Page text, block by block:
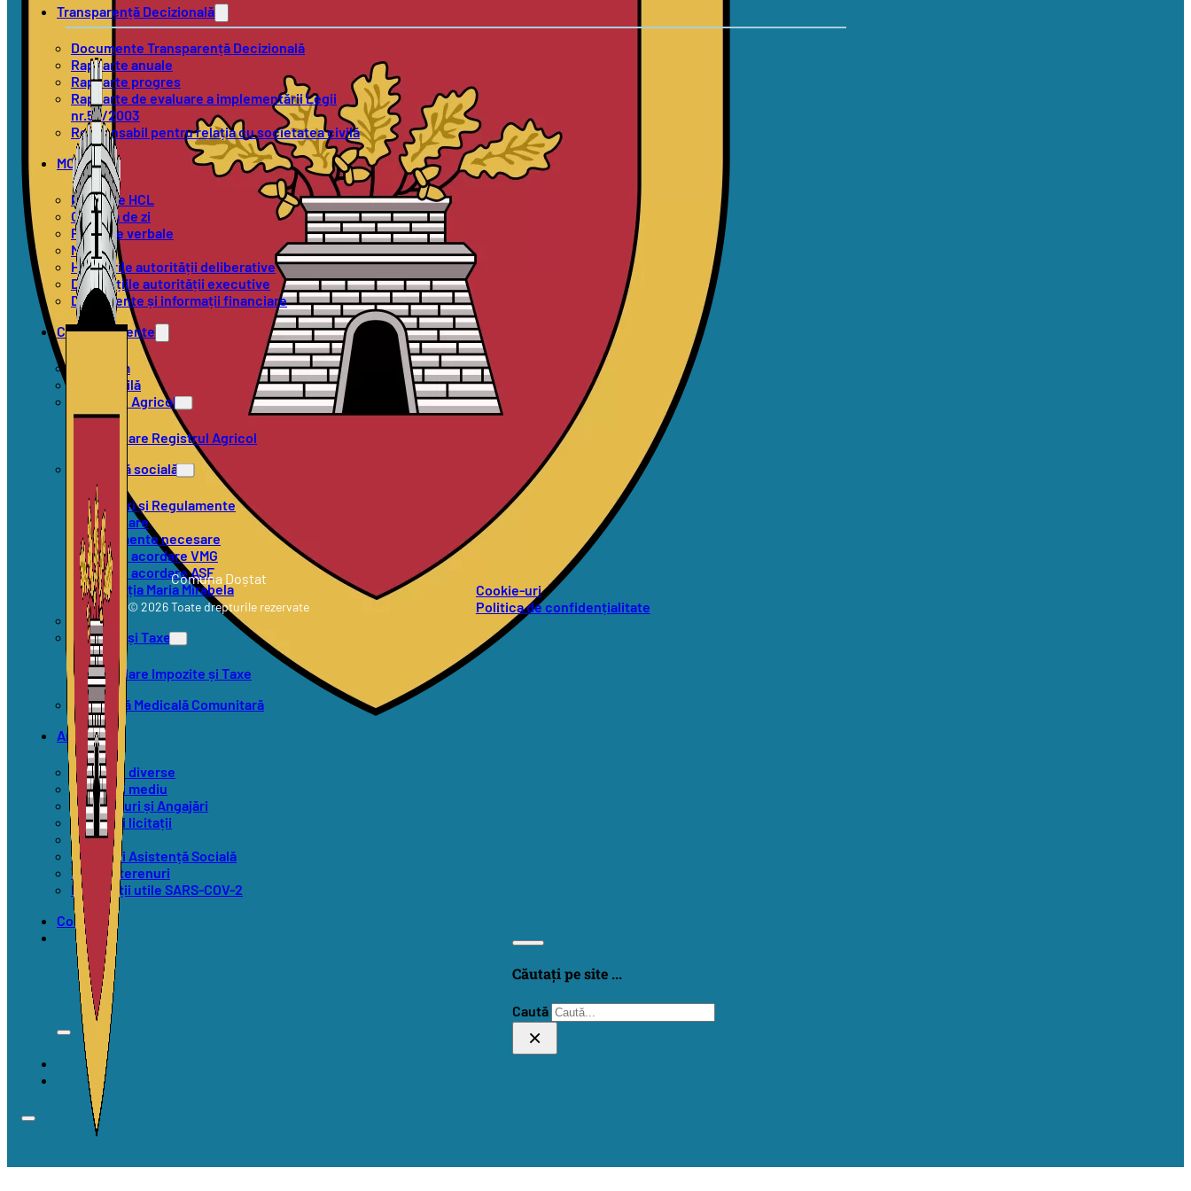
Transparență Decizională
Documente Transparență Decizională
Rapoarte anuale
Rapoarte progres
Rapoarte de evaluare a implementării Legii
nr.52/2003
Responsabil pentru relația cu societatea civilă
MOL
Proiecte HCL
Ordinea de zi
Procese verbale
Minute
Hotărârile autorității deliberative
Dispozițiile autorității executive
Documente și informații financiare
Compartimente
Urbanism
Stare Civilă
Registrul Agricol
Formulare Registrul Agricol
Asistență socială
Hotărâri și Regulamente
Formulare
Documente necesare
Criterii acordare VMG
Criterii acordare ASF
Asociația Maria Mirabela
SVSU
Impozite și Taxe
Formulare Impozite și Taxe
Asistență Medicală Comunitară
Anunțuri
Anunțuri diverse
Anunțuri mediu
Concursuri și Angajări
Anunțuri licitații
Alegeri
Anunțuri Asistență Socială
Vânzări terenuri
Informații utile SARS-COV-2
Contact
Căutați pe site ...
Caută
×
Comuna Doștat
© 2026 Toate drepturile rezervate
Cookie-uri
Politica de confidențialitate